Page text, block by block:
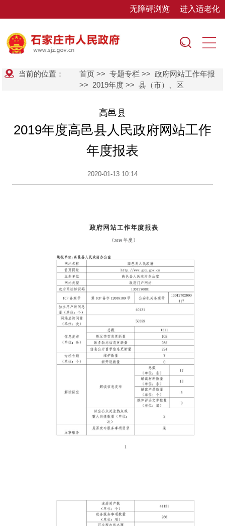
无障碍浏览 进入适老化
当前的位置： 首页 >>专题专栏 >>政府网站工作年报
>> 2019年度 >>县（市）、区
高邑县
2019年度高邑县人民政府网站工作
年度报表
2020-01-13 10:14